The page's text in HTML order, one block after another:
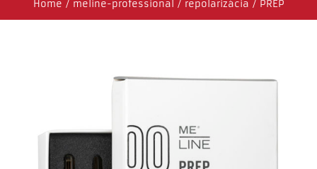
Home meline-professional repolarizácia PREP